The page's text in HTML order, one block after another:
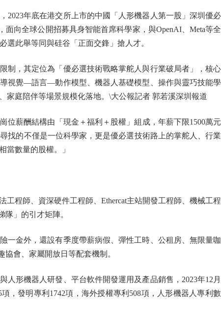
年底在港交所上市的中國「人形機器人第一股」深圳優
向全球公開招募具身智能首席科學家，與OpenAI、Meta等
此舉等同與硅谷「正面交鋒」搶人才。
，其定位為「優必選技術戰略掌舵人與行業破局者」，核
視覺—語言—動作模型、機器人基礎模型、操作與靈巧技能
家庭陪伴等場景規模化落地。\大公報記者 郭若溪深圳報道
薪酬結構由「現金＋福利＋股權」組成，年薪下限1500萬
找的不僅是一位科學家，更是優必選技術路上的掌舵人、行
當數量的股權。」
師、資深硬件工程師、Ethercat主站開發工程師、機械工程
」的引才矩陣。
金外，還設有季度帶薪病假、彈性工時、公租房、無限量
會、家屬開放日等配套機制。
形機器人研發、平台軟件開發運用及產品銷售，2023年12
，發明專利1742項，海外授權專利508項，人形機器人專利